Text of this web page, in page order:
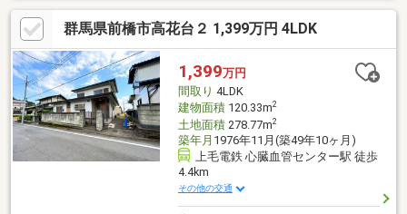
群馬県前橋市高花台２ 1,399万円 4LDK
1,399万円
間取り 4LDK
建物面積120.33m2
土地面積278.77m2
築年月 1976年11月(築49年10ヶ月)
上毛電鉄 心臓血管センター駅 徒歩
4.4km
その他の交通